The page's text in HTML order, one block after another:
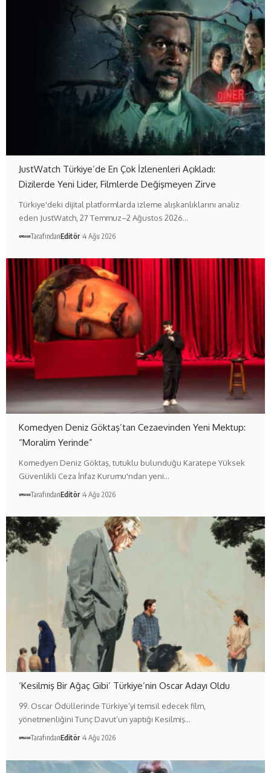
JustWatch Türkiye’de En Çok İzlenenleri Açıkladı:
Dizilerde Yeni Lider, Filmlerde Değişmeyen Zirve
Türkiye'deki dijital platformlarda izleme alışkanlıklarını analiz
eden JustWatch, 27 Temmuz–2 Ağustos 2026…
TarafındanEditör 4 Ağu 2026
Komedyen Deniz Göktaş’tan Cezaevinden Yeni Mektup:
“Moralim Yerinde”
Komedyen Deniz Göktaş, tutuklu bulunduğu Karatepe Yüksek
Güvenlikli Ceza İnfaz Kurumu'ndan yeni…
TarafındanEditör 4 Ağu 2026
‘Kesilmiş Bir Ağaç Gibi’ Türkiye’nin Oscar Adayı Oldu
99. Oscar Ödüllerinde Türkiye’yi temsil edecek film,
yönetmenliğini Tunç Davut’un yaptığı Kesilmiş…
TarafındanEditör 4 Ağu 2026